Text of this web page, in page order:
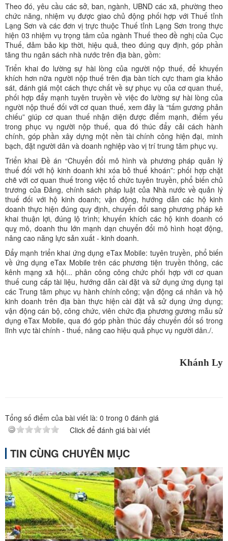
Theo đó, yêu cầu các sở, ban, ngành, UBND các xã, phường theo
chức năng, nhiệm vụ được giao chủ động phối hợp với Thuế tỉnh
Lạng Sơn và các đơn vị trực thuộc Thuế tỉnh Lạng Sơn trong thực
hiện 03 nhiệm vụ trọng tâm của ngành Thuế theo đề nghị của Cục
Thuế, đảm bảo kịp thời, hiệu quả, theo đúng quy định, góp phần
tăng thu ngân sách nhà nước trên địa bàn, gồm:
Triển khai đo lường sự hài lòng của người nộp thuế, để khuyến
khích hơn nữa người nộp thuế trên địa bàn tích cực tham gia khảo
sát, đánh giá một cách thực chất về sự phục vụ của cơ quan thuế,
phối hợp đẩy mạnh tuyên truyền về việc đo lường sự hài lòng của
người nộp thuế đối với cơ quan thuế, xem đây là “tấm gương phản
chiếu” giúp cơ quan thuế nhận diện được điểm mạnh, điểm yếu
trong phục vụ người nộp thuế, qua đó thúc đẩy cải cách hành
chính, góp phần xây dựng một nền tài chính công hiện đại, minh
bạch, đặt người dân và doanh nghiệp vào vị trí trung tâm phục vụ.
Triển khai Đề án “Chuyển đổi mô hình và phương pháp quản lý
thuế đối với hộ kinh doanh khi xóa bỏ thuế khoán”: phối hợp chặt
chẽ với cơ quan thuế trong việc tổ chức tuyên truyền, phổ biến chủ
trương của Đảng, chính sách pháp luật của Nhà nước về quản lý
thuế đối với hộ kinh doanh; vận động, hướng dẫn các hộ kinh
doanh thực hiện đúng quy định, chuyển đổi sang phương pháp kê
khai thuận lợi, đúng lộ trình; khuyến khích các hộ kinh doanh có
quỵ mô, doanh thu lớn mạnh dạn chuyển đổi mô hình hoạt động,
nâng cao năng lực sản xuất - kinh doanh.
Đẩy mạnh triển khai ứng dụng eTax Mobile: tuyên truyền, phổ biến
về ứng dụng eTax Mobile trên các phương tiện truyền thông, các
kênh mạng xã hội... phân công công chức phối hợp với cơ quan
thuế cung cấp tài liệu, hướng dẫn cài đặt và sử dụng ứng dụng tại
các Trung tâm phục vụ hành chính công; vận động cá nhân và hộ
kinh doanh trên địa bàn thực hiện cài đặt vả sử dụng ứng dụng;
vận động cán bộ, công chức, viên chức địa phương gương mẫu sử
dụng eTax Mobile, qua đó góp phần thúc đẩy chuyển đổi số trong
lĩnh vực tài chính - thuế, nâng cao hiệu quả phục vụ người dân./.
Khánh Ly
Tổng số điểm của bài viết là: 0 trong 0 đánh giá
Click để đánh giá bài viết
TIN CÙNG CHUYÊN MỤC